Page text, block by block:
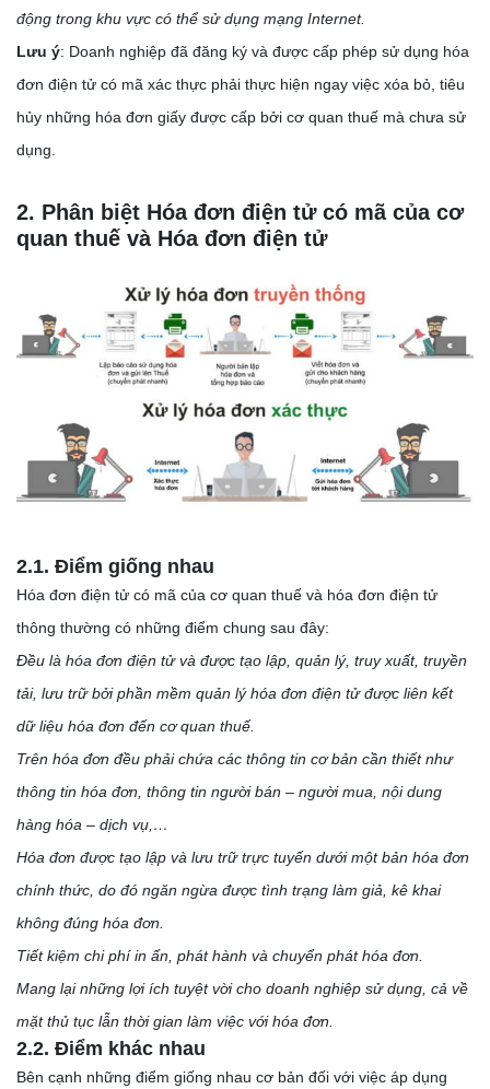
động trong khu vực có thể sử dụng mạng Internet.
Lưu ý: Doanh nghiệp đã đăng ký và được cấp phép sử dụng hóa
đơn điện tử có mã xác thực phải thực hiện ngay việc xóa bỏ, tiêu
hủy những hóa đơn giấy được cấp bởi cơ quan thuế mà chưa sử
dụng.
2. Phân biệt Hóa đơn điện tử có mã của cơ
quan thuế và Hóa đơn điện tử
2.1. Điểm giống nhau
Hóa đơn điện tử có mã của cơ quan thuế và hóa đơn điện tử
thông thường có những điểm chung sau đây:
Đều là hóa đơn điện tử và được tạo lập, quản lý, truy xuất, truyền
tải, lưu trữ bởi phần mềm quản lý hóa đơn điện tử được liên kết
dữ liệu hóa đơn đến cơ quan thuế.
Trên hóa đơn đều phải chứa các thông tin cơ bản cần thiết như
thông tin hóa đơn, thông tin người bán – người mua, nội dung
hàng hóa – dịch vụ,…
Hóa đơn được tạo lập và lưu trữ trực tuyến dưới một bản hóa đơn
chính thức, do đó ngăn ngừa được tình trạng làm giả, kê khai
không đúng hóa đơn.
Tiết kiệm chi phí in ấn, phát hành và chuyển phát hóa đơn.
Mang lại những lợi ích tuyệt vời cho doanh nghiệp sử dụng, cả về
mặt thủ tục lẫn thời gian làm việc với hóa đơn.
2.2. Điểm khác nhau
Bên cạnh những điểm giống nhau cơ bản đối với việc áp dụng